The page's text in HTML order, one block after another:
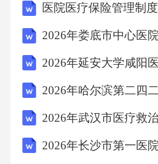
医院医疗保险管理制度